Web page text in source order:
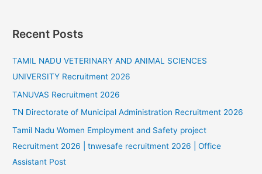
Recent Posts
TAMIL NADU VETERINARY AND ANIMAL SCIENCES
UNIVERSITY Recruitment 2026
TANUVAS Recruitment 2026
TN Directorate of Municipal Administration Recruitment 2026
Tamil Nadu Women Employment and Safety project
Recruitment 2026 | tnwesafe recruitment 2026 | Office
Assistant Post